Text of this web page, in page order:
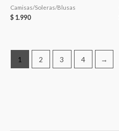
Camisas/Soleras/Blusas
$ 1.990
1 2 3 4 →